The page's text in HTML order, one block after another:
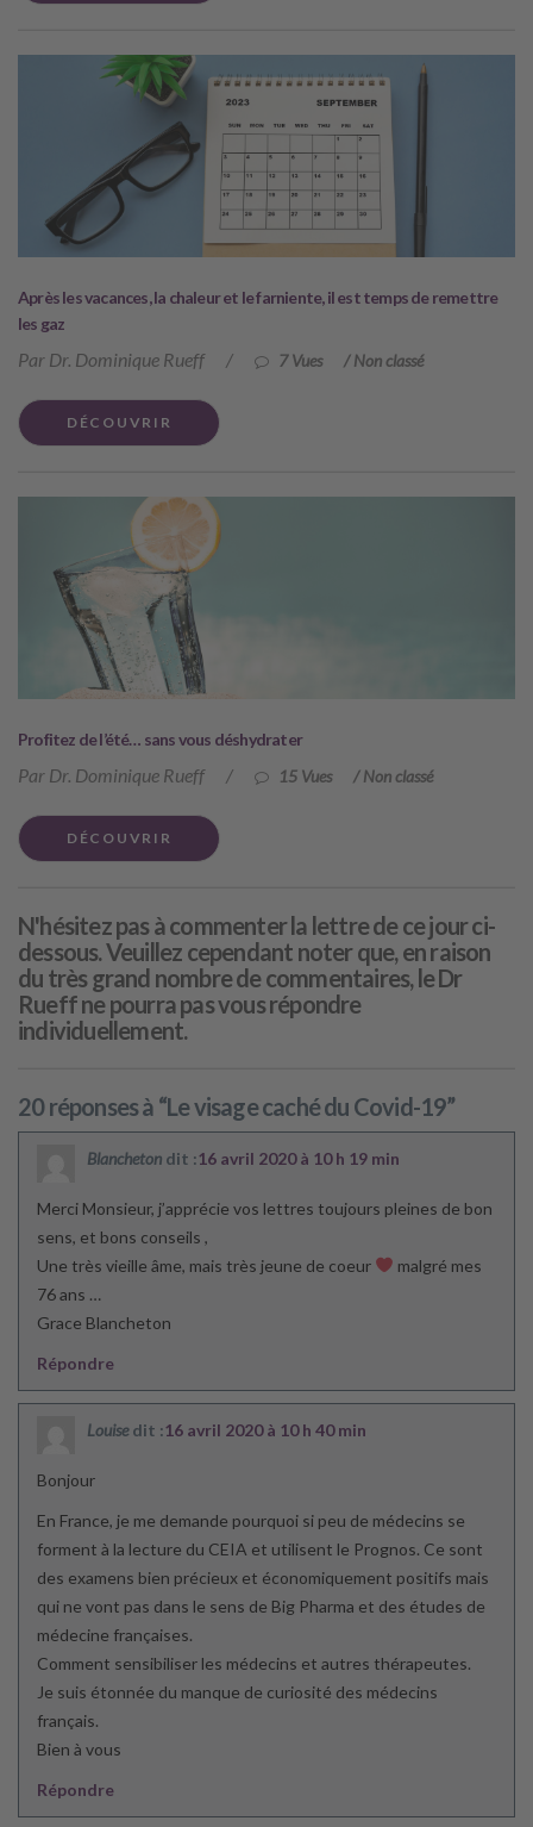
Après les vacances, la chaleur et le farniente, il est temps de remettre
les gaz
Par Dr. Dominique Rueff / 7 Vues /Non classé
DÉCOUVRIR
Profitez de l’été… sans vous déshydrater
Par Dr. Dominique Rueff / 15 Vues /Non classé
DÉCOUVRIR
N'hésitez pas à commenter la lettre de ce jour ci-
dessous. Veuillez cependant noter que, en raison
du très grand nombre de commentaires, le Dr
Rueff ne pourra pas vous répondre
individuellement.
20 réponses à “Le visage caché du Covid-19”
Blancheton dit :16 avril 2020 à 10 h 19 min
Merci Monsieur, j’apprécie vos lettres toujours pleines de bon
sens, et bons conseils ,
Une très vieille âme, mais très jeune de coeur
malgré mes
76 ans …
Grace Blancheton
Répondre
Louise dit :16 avril 2020 à 10 h 40 min
Bonjour
En France, je me demande pourquoi si peu de médecins se
forment à la lecture du CEIA et utilisent le Prognos. Ce sont
des examens bien précieux et économiquement positifs mais
qui ne vont pas dans le sens de Big Pharma et des études de
médecine françaises.
Comment sensibiliser les médecins et autres thérapeutes.
Je suis étonnée du manque de curiosité des médecins
français.
Bien à vous
Répondre